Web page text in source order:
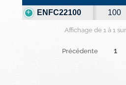
Référence Ø
ENFC22100 100
Affichage de 1 à 1
Précédente 1